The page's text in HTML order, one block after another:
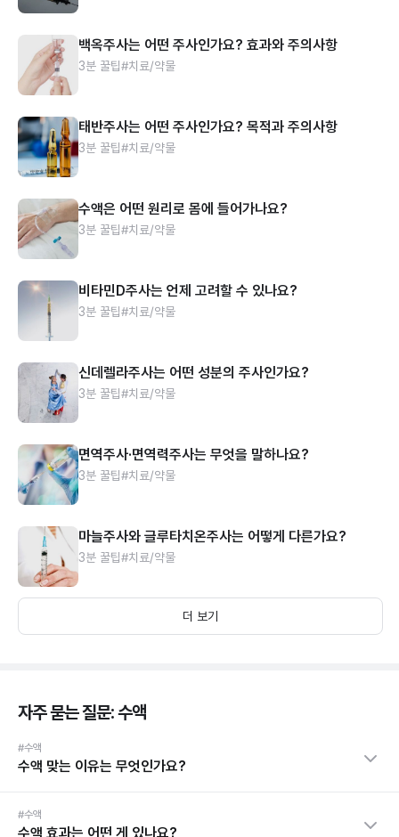
백옥주사는 어떤 주사인가요? 효과와 주의사항
3분 꿀팁#치료/약물
태반주사는 어떤 주사인가요? 목적과 주의사항
3분 꿀팁#치료/약물
수액은 어떤 원리로 몸에 들어가나요?
3분 꿀팁#치료/약물
비타민D주사는 언제 고려할 수 있나요?
3분 꿀팁#치료/약물
신데렐라주사는 어떤 성분의 주사인가요?
3분 꿀팁#치료/약물
면역주사·면역력주사는 무엇을 말하나요?
3분 꿀팁#치료/약물
마늘주사와 글루타치온주사는 어떻게 다른가요?
3분 꿀팁#치료/약물
더 보기
자주 묻는 질문: 수액
#수액
수액 맞는 이유는 무엇인가요?
#수액
수액 효과는 어떤 게 있나요?